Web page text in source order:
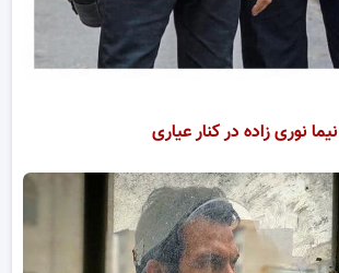
نیما نوری زاده در کنار عیاری